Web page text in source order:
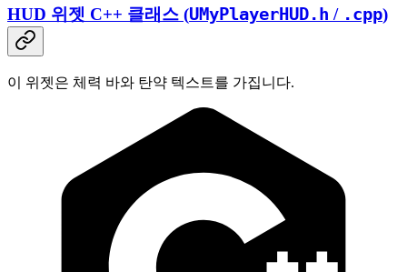
HUD 위젯 C++ 클래스 (UMyPlayerHUD.h / .cpp)
이 위젯은 체력 바와 탄약 텍스트를 가집니다.